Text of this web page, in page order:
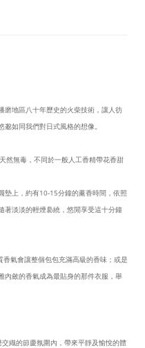
磨地區八十年歷史的火柴技術，讓人彷
如同我們對日式風格的想像。
然無毒，不同於一般人工香精帶花香甜
墊上，約有10-15分鐘的薰香時間，依照
著淡淡的輕煙裊繞，悠閒享受這十分鐘
氣會讓整個包包充滿高級的香味；或是
內斂的香氣成為最貼身的那件衣服，舉
織的節慶氛圍內，帶來平靜及愉悅的體